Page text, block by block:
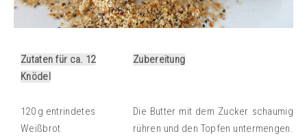
Zutaten für ca. 12
Knödel
Zubereitung
120 g entrindetes
Weißbrot
Die Butter mit dem Zucker schaumig
rühren und den Topfen untermengen.